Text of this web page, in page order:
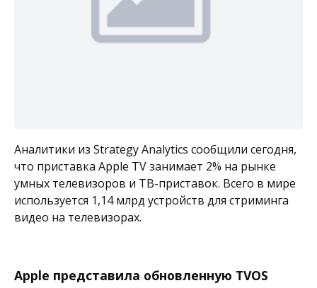
Аналитики из Strategy Analytics сообщили сегодня,
что приставка Apple TV занимает 2% на рынке
умных телевизоров и ТВ-приставок. Всего в мире
используется 1,14 млрд устройств для стриминга
видео на телевизорах.
Apple представила обновленную TVOS